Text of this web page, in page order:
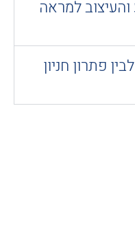
למראה
פתרון חניון